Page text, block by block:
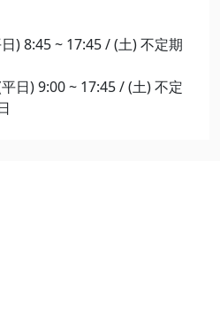
) 8:45 ~ 17:45 / (土) 不定期
日) 9:00 ~ 17:45 / (土) 不定